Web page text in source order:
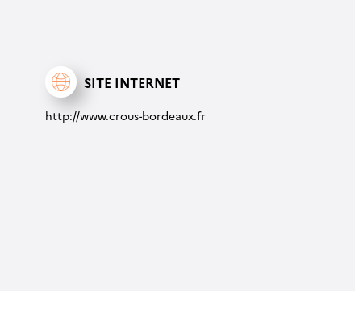
SITE INTERNET
http://www.crous-bordeaux.fr